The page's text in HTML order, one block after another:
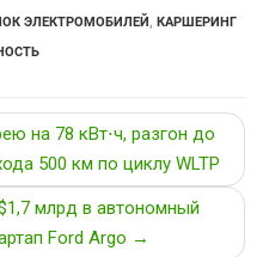
ЭЛЕКТРОМОБИЛЕЙ, КАРШЕРИНГ
на 78 кВт⋅ч, разгон до
500 км по циклу WLTP
млрд в автономный
Ford Argo →